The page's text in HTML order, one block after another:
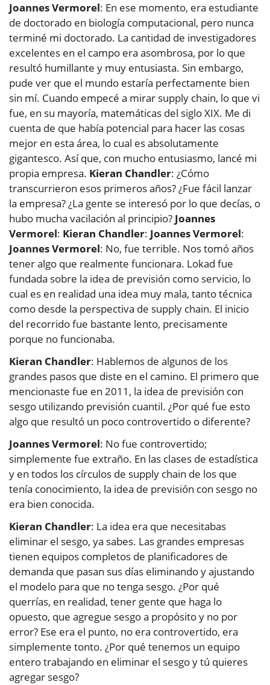
Joannes Vermorel: En ese momento, era estudiante
de doctorado en biología computacional, pero nunca
terminé mi doctorado. La cantidad de investigadores
excelentes en el campo era asombrosa, por lo que
resultó humillante y muy entusiasta. Sin embargo,
pude ver que el mundo estaría perfectamente bien
sin mí. Cuando empecé a mirar supply chain, lo que vi
fue, en su mayoría, matemáticas del siglo XIX. Me di
cuenta de que había potencial para hacer las cosas
mejor en esta área, lo cual es absolutamente
gigantesco. Así que, con mucho entusiasmo, lancé mi
propia empresa. Kieran Chandler: ¿Cómo
transcurrieron esos primeros años? ¿Fue fácil lanzar
la empresa? ¿La gente se interesó por lo que decías, o
hubo mucha vacilación al principio? Joannes
Vermorel: Kieran Chandler: Joannes Vermorel:
Joannes Vermorel: No, fue terrible. Nos tomó años
tener algo que realmente funcionara. Lokad fue
fundada sobre la idea de previsión como servicio, lo
cual es en realidad una idea muy mala, tanto técnica
como desde la perspectiva de supply chain. El inicio
del recorrido fue bastante lento, precisamente
porque no funcionaba.
Kieran Chandler: Hablemos de algunos de los
grandes pasos que diste en el camino. El primero que
mencionaste fue en 2011, la idea de previsión con
sesgo utilizando previsión cuantil. ¿Por qué fue esto
algo que resultó un poco controvertido o diferente?
Joannes Vermorel: No fue controvertido;
simplemente fue extraño. En las clases de estadística
y en todos los círculos de supply chain de los que
tenía conocimiento, la idea de previsión con sesgo no
era bien conocida.
Kieran Chandler: La idea era que necesitabas
eliminar el sesgo, ya sabes. Las grandes empresas
tienen equipos completos de planificadores de
demanda que pasan sus días eliminando y ajustando
el modelo para que no tenga sesgo. ¿Por qué
querrías, en realidad, tener gente que haga lo
opuesto, que agregue sesgo a propósito y no por
error? Ese era el punto, no era controvertido, era
simplemente tonto. ¿Por qué tenemos un equipo
entero trabajando en eliminar el sesgo y tú quieres
agregar sesgo?